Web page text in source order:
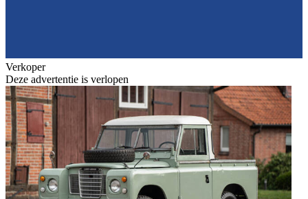
Verkoper
Deze advertentie is verlopen